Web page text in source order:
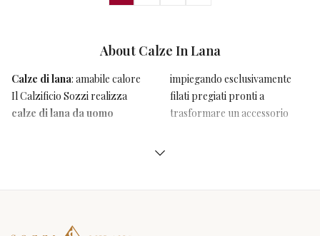
Cancella
Tutte le
categorie
About Calze In Lana
Calze di lana: amabile calore
Il Calzificio Sozzi realizza
calze di lana da uomo
impiegando esclusivamente
filati pregiati pronti a
trasformare un accessorio
indispensabile in un’autentica
dichiarazione di stile e